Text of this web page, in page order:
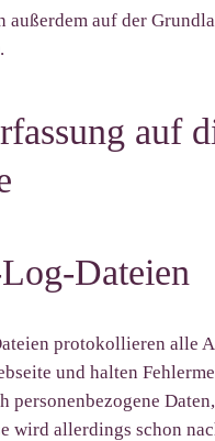
außerdem auf der
auf
Dateien
protokollieren alle
und halten
personenbezogene
wird allerdings schon